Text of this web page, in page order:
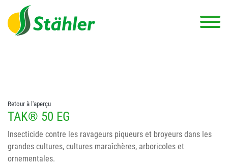
string(78) "Test 12 {FONT:12} // Dosierungen: test 123 dfasdf
asdfW134 245 34" string(62) "Test 12 {FONT:12} Dosierungen: test
123 dfasdf asdfW134 245 34"
Retour à l'aperçu
TAK® 50 EG
Insecticide contre les ravageurs piqueurs et broyeurs dans les
grandes cultures, cultures maraîchères, arboricoles et
ornementales.